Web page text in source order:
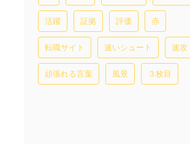
活躍 証拠 評価 赤
転職サイト 速いシュート 速攻
頑張れる言葉 風景 ３枚目